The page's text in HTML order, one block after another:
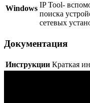
Windows IP Tool-
поиска
сетевых
Документация
Инструкции Краткая